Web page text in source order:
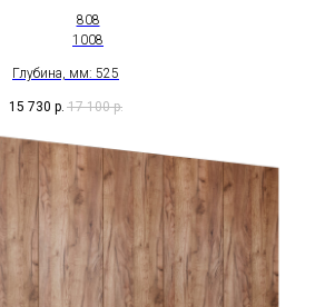
808
1008
Глубина, мм: 525
15 730 р. 17 100 р.